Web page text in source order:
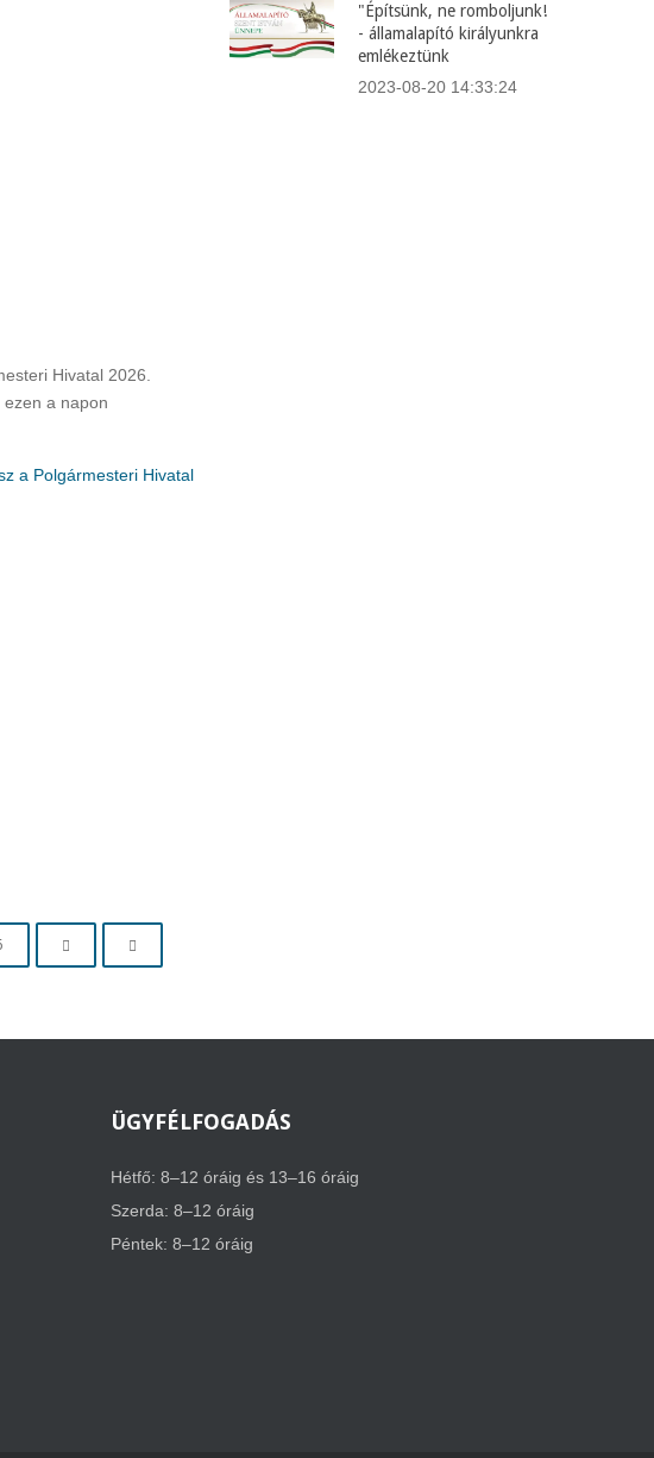
Hivatal 2026.
a napon
a Polgármesteri Hivatal
"Építsünk, ne romboljunk!
- államalapító királyunkra
emlékeztünk
2023-08-20 14:33:24
ÜGYFÉLFOGADÁS
Hétfő: 8–12 óráig és 13–16 óráig
Szerda: 8–12 óráig
Péntek: 8–12 óráig